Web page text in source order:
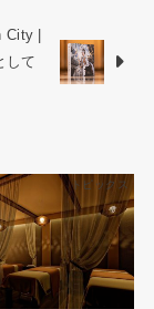
|
して
トピックス